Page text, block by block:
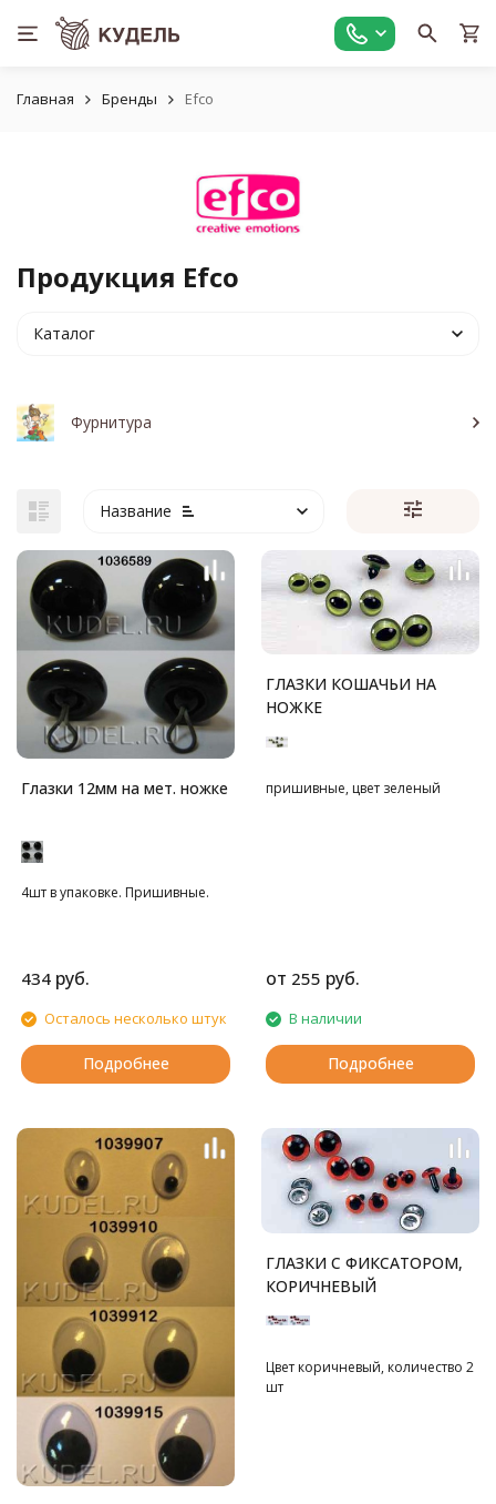
Главная Бренды Efco
Продукция Efco
Каталог
Фурнитура
Название
Глазки 12мм на мет. ножке
4шт в упаковке. Пришивные.
434 руб.
Осталось несколько штук
Подробнее
ГЛАЗКИ КОШАЧЬИ НА
НОЖКЕ
пришивные, цвет зеленый
от 255 руб.
В наличии
Подробнее
ГЛАЗКИ С ФИКСАТОРОМ,
КОРИЧНЕВЫЙ
Цвет коричневый, количество 2
шт